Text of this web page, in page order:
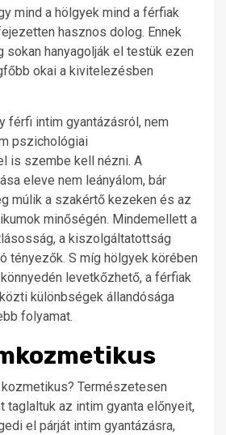
mind a hölgyek mind a férfiak
hasznos dolog. Ennek
sokan hanyagolják el testük ezen
okai a kivitelezésben
férfi intim gyantázásról, nem
pszichológiai
is szembe kell nézni. A
eleve nem leányálom, bár
múlik a szakértő kezeken és az
minőségén. Mindemellett a
a kiszolgáltatottság
tényezők. S míg hölgyek körében
levetkőzhető, a férfiak
különbségek állandósága
folyamat.
Természetesen
taglaltuk az intim gyanta előnyeit,
el párját intim gyantázásra,